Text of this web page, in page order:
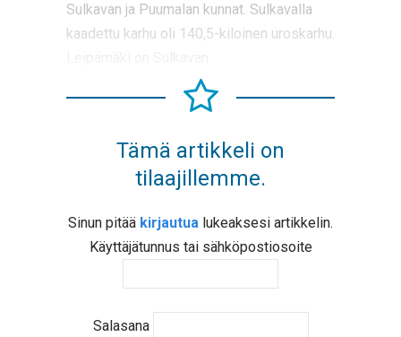
Sulkavan ja Puumalan kunnat. Sulkavalla
kaadettu karhu oli 140,5-kiloinen uroskarhu.
Tämä artikkeli on
tilaajillemme.
Sinun pitää kirjautua lukeaksesi artikkelin.
Käyttäjätunnus tai sähköpostiosoite
Salasana